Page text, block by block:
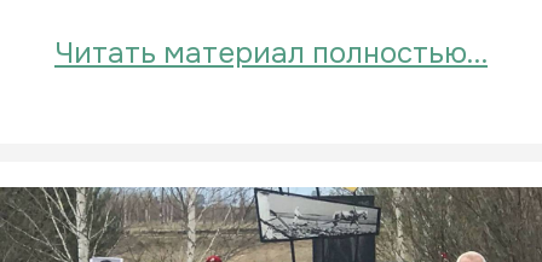
Читать материал полностью…